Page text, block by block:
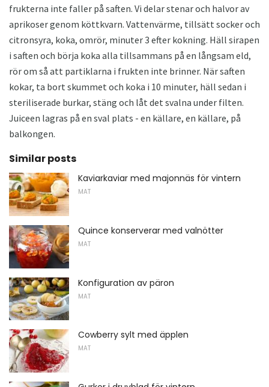
frukterna inte faller på saften. Vi delar stenar och halvor av
aprikoser genom köttkvarn. Vattenvärme, tillsätt socker och
citronsyra, koka, omrör, minuter 3 efter kokning. Häll sirapen
i saften och börja koka alla tillsammans på en långsam eld,
rör om så att partiklarna i frukten inte brinner. När saften
kokar, ta bort skummet och koka i 10 minuter, häll sedan i
steriliserade burkar, stäng och låt det svalna under filten.
Juiceen lagras på en sval plats - en källare, en källare, på
balkongen.
Similar posts
Kaviarkaviar med majonnäs för vintern
MAT
Quince konserverar med valnötter
MAT
Konfiguration av päron
MAT
Cowberry sylt med äpplen
MAT